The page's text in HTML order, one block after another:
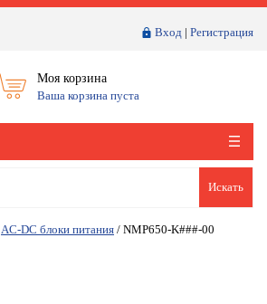
Вход | Регистрация
Моя корзина
Ваша корзина пуста
Искать
AC-DC блоки питания / NMP650-K###-00